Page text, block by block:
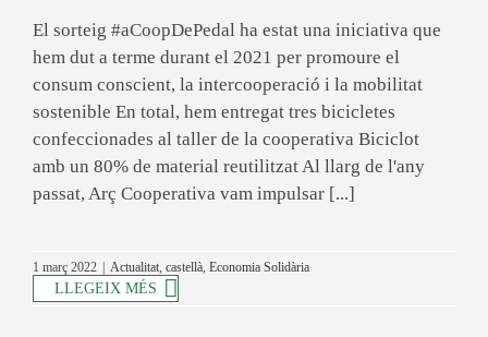
El sorteig #aCoopDePedal ha estat una iniciativa que
hem dut a terme durant el 2021 per promoure el
consum conscient, la intercooperació i la mobilitat
sostenible En total, hem entregat tres bicicletes
confeccionades al taller de la cooperativa Biciclot
amb un 80% de material reutilitzat Al llarg de l'any
passat, Arç Cooperativa vam impulsar [...]
1 març 2022 Actualitat, castellà, Economia Solidària
LLEGEIX MÉS